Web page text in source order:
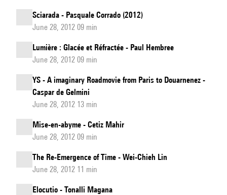
Sciarada - Pasquale Corrado (2012)
June 28, 2012 09 min
Lumière : Glacée et Réfractée - Paul Hembree
June 28, 2012 09 min
YS - A imaginary Roadmovie from Paris to Douarnenez -
Caspar de Gelmini
June 28, 2012 13 min
Mise-en-abyme - Cetiz Mahir
June 28, 2012 09 min
The Re-Emergence of Time - Wei-Chieh Lin
June 28, 2012 11 min
Elocutio - Tonalli Magana